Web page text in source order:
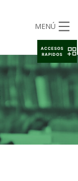
MENÚ
ACCESOS
RAPIDOS